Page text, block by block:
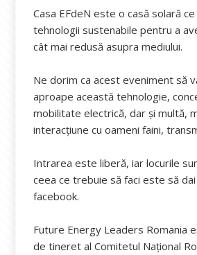
Casa EFdeN este o casă solară
tehnologii sustenabile pentru a
cât mai redusă asupra mediului.
Ne dorim ca acest eveniment să
aproape această tehnologie,
mobilitate electrică, dar și multă,
interacțiune cu oameni faini,
Intrarea este liberă, iar locurile
ceea ce trebuie să faci este să dai
facebook.
Future Energy Leaders Romania
de tineret al Comitetul Național